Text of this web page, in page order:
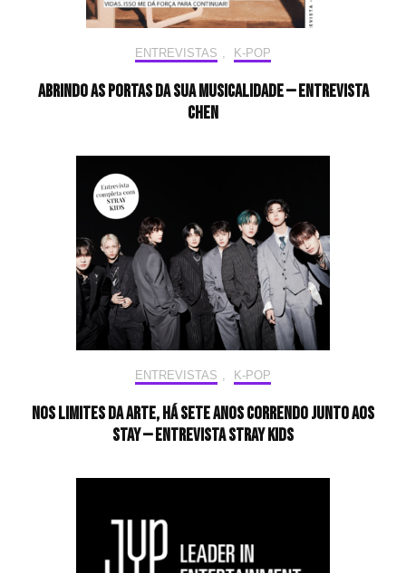
ENTREVISTAS , K-POP
Abrindo as portas da sua musicalidade — Entrevista
CHEN
ENTREVISTAS , K-POP
Nos limites da arte, há sete anos correndo junto aos
STAY — Entrevista Stray Kids